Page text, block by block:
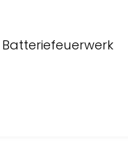
Batteriefeuerwerk